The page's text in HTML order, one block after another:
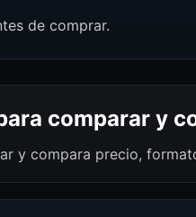
de comprar.
comparar y
y compara precio,